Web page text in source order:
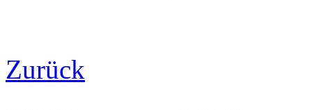
Zurück